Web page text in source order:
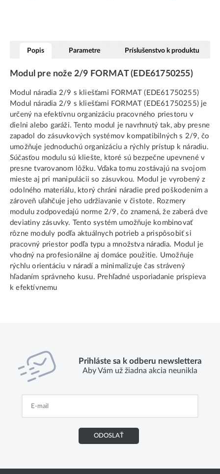
Popis Parametre Príslušenstvo k produktu
Modul pre nože 2/9 FORMAT (EDE61750255)
Modul náradia 2/9 s kliešťami FORMAT (EDE61750255)
Modul náradia 2/9 s kliešťami FORMAT (EDE61750255) je
určený na efektívnu organizáciu pracovného priestoru v
dielni alebo garáži. Tento modul je navrhnutý tak, aby presne
zapadol do zásuvkových systémov kompatibilných s 2/9, čo
umožňuje jednoduchú organizáciu a rýchly prístup k náradiu.
Súčasťou modulu sú kliešte, ktoré sú bezpečne upevnené v
presne tvarovanom lôžku. Vďaka tomu zostávajú na svojom
mieste aj pri manipulácii so zásuvkou. Modul je vyrobený z
odolného materiálu, ktorý chráni náradie pred poškodením a
zároveň uľahčuje jeho udržiavanie v čistote. Rozmery
modulu zodpovedajú norme 2/9, čo znamená, že zaberá dve
deviatiny zásuvky. Tento systém umožňuje kombinovať
rôzne moduly podľa aktuálnych potrieb a prispôsobiť si
pracovný priestor podľa typu a množstva náradia. Modul je
vhodný na profesionálne aj domáce použitie. Umožňuje
rýchlu orientáciu v náradí a minimalizuje čas strávený
hľadaním správneho kusu. Prehľadné usporiadanie prispieva
k efektívnemu
Prihláste sa k odberu newslettera
Aby Vám už žiadna akcia neunikla
ODOSLAŤ